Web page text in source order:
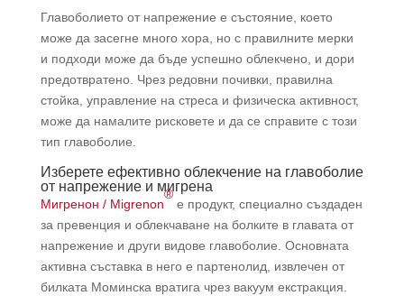
Главоболието от напрежение е състояние, което
може да засегне много хора, но с правилните мерки
и подходи може да бъде успешно облекчено, и дори
предотвратено. Чрез редовни почивки, правилна
стойка, управление на стреса и физическа активност,
може да намалите рисковете и да се справите с този
тип главоболие.
Изберете ефективно облекчение на главоболие
от напрежение и мигрена
Мигренон / Migrenon
®
е продукт, специално създаден
за превенция и облекчаване на болките в главата от
напрежение и други видове главоболие. Основната
активна съставка в него е партенолид, извлечен от
билката Моминска вратига чрез вакуум екстракция.